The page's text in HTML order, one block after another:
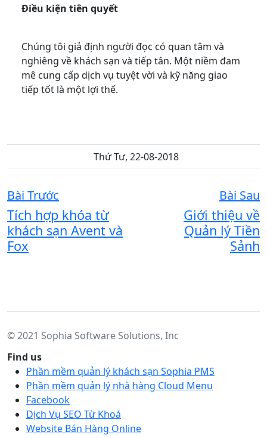
Điều kiện tiên quyết
Chúng tôi giả định người đọc có quan tâm và
nghiêng về khách sạn và tiếp tân. Một niềm đam
mê cung cấp dịch vụ tuyệt vời và kỹ năng giao
tiếp tốt là một lợi thế.
Thứ Tư, 22-08-2018
Bài Trước
Tích hợp khóa từ
khách sạn Avent và
Fox
Bài Sau
Giới thiệu về
Quản lý Tiền
Sảnh
© 2021 Sophia Software Solutions, Inc
Find us
Phần mềm quản lý khách sạn Sophia PMS
Phần mềm quản lý nhà hàng Cloud Menu
Facebook
Dịch Vụ SEO Từ Khoá
Website Bán Hàng Online